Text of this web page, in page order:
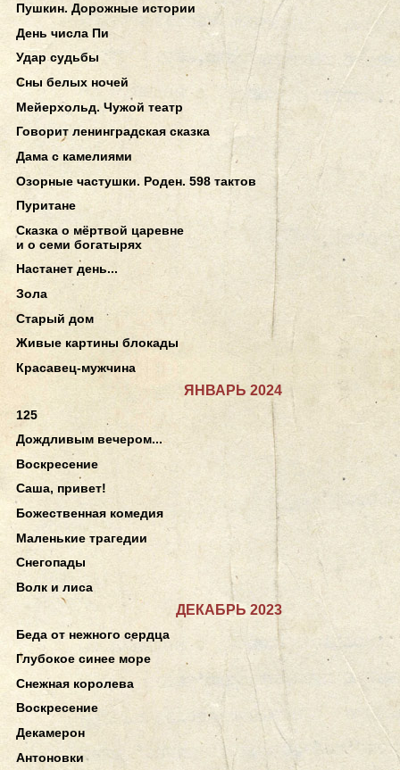
Пушкин. Дорожные истории
День числа Пи
Удар судьбы
Сны белых ночей
Мейерхольд. Чужой театр
Говорит ленинградская сказка
Дама с камелиями
Озорные частушки. Роден. 598 тактов
Пуритане
Сказка о мёртвой царевне
и о семи богатырях
Настанет день...
Зола
Старый дом
Живые картины блокады
Красавец-мужчина
ЯНВАРЬ 2024
125
Дождливым вечером...
Воскресение
Саша, привет!
Божественная комедия
Маленькие трагедии
Снегопады
Волк и лиса
ДЕКАБРЬ 2023
Беда от нежного сердца
Глубокое синее море
Снежная королева
Воскресение
Декамерон
Антоновки